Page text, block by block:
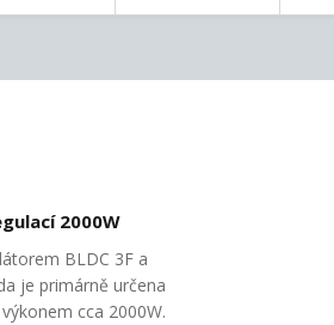
2000W
BLDC 3F a
je primárně určena
cca 2000W.